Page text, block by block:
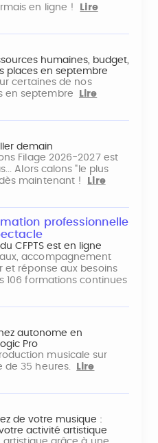
en ligne !
Lire
humaines, budget,
places en septembre
certaines de nos
en septembre
Lire
demain
Filage 2026-2027 est
Alors calons "le plus
maintenant !
Lire
professionnelle
CFPTS est en ligne
accompagnement
et réponse aux besoins
106 formations continues
autonome en
Pro
musicale sur
de 35 heures.
Lire
de votre musique :
activité artistique